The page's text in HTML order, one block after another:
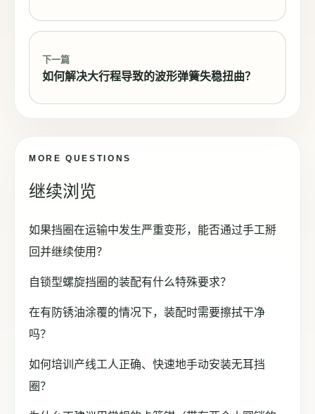
下一篇
如何解决大行程导致的波形弹簧失稳扭曲？
MORE QUESTIONS
继续浏览
如果挡圈在运输中发生严重变形，能否通过手工掰
回并继续使用？
自锁型螺旋挡圈的装配有什么特殊要求？
在有防锈油涂覆的情况下，装配时需要擦拭干净
吗？
如何培训产线工人正确、快速地手动安装无耳挡
圈？